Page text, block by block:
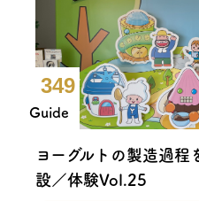
Guide
349
ヨーグルトの製造過程
設／体験Vol.25